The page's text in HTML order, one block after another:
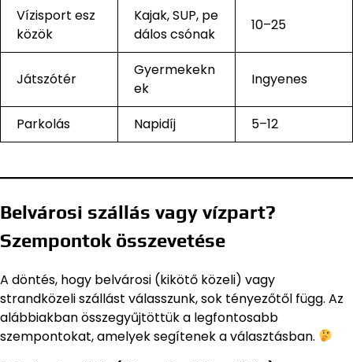
Vízisport esz
közök
Kajak, SUP, pe
dálos csónak
10–25
Játszótér
Gyermekekn
ek
Ingyenes
Parkolás Napidíj 5–12
Belvárosi szállás vagy vízpart?
Szempontok összevetése
A döntés, hogy belvárosi (kikötő közeli) vagy
strandközeli szállást válasszunk, sok tényezőtől függ. Az
alábbiakban összegyűjtöttük a legfontosabb
szempontokat, amelyek segítenek a választásban.